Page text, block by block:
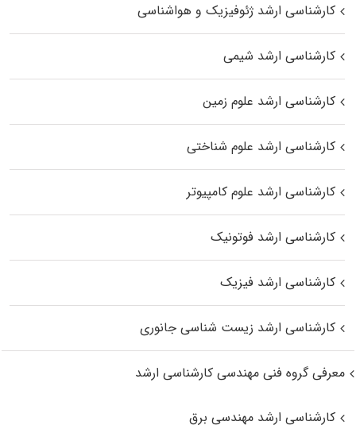
کارشناسی ارشد ژئوفیزیک و هواشناسی
کارشناسی ارشد شیمی
کارشناسی ارشد علوم زمین
کارشناسی ارشد علوم شناختی
کارشناسی ارشد علوم کامپیوتر
کارشناسی ارشد فوتونیک
کارشناسی ارشد فیزیک
کارشناسی ارشد زیست‌ شناسی جانوری
معرفی گروه فنی مهندسی کارشناسی ارشد
کارشناسی ارشد مهندسی برق